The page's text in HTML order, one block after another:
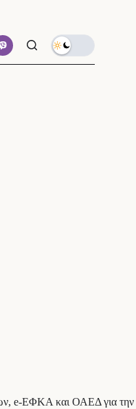
e-ΕΦΚΑ και ΟΑΕΔ για την